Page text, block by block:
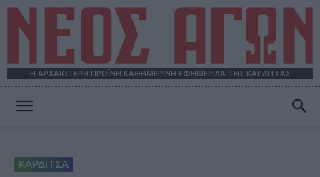
Η ΑΡΧΑΙΟΤΕΡΗ ΠΡΩΪΝΗ ΚΑΘΗΜΕΡΙΝΗ ΕΦΗΜΕΡΙΔΑ ΤΗΣ ΚΑΡΔΙΤΣΑΣ
ΚΑΡΔΙΤΣΑ